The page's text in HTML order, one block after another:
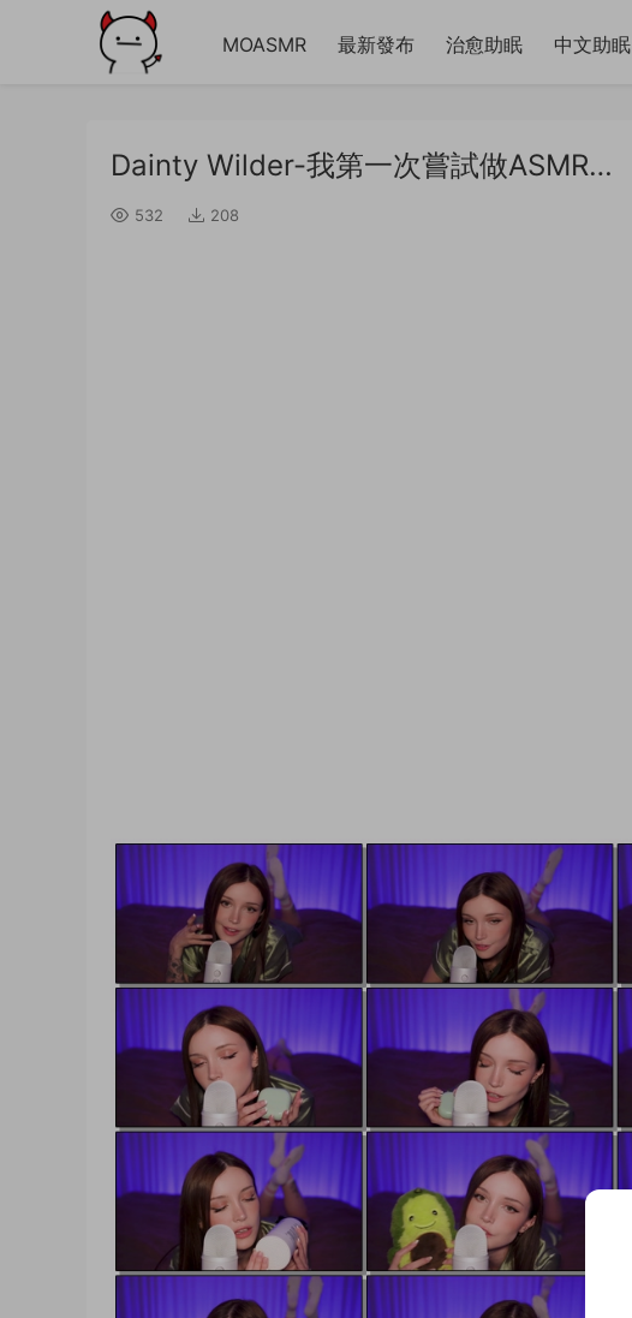
MOASMR 最新發布 治愈助眠 中文助眠
Dainty Wilder-我第一次嘗試做ASMR…
532 208